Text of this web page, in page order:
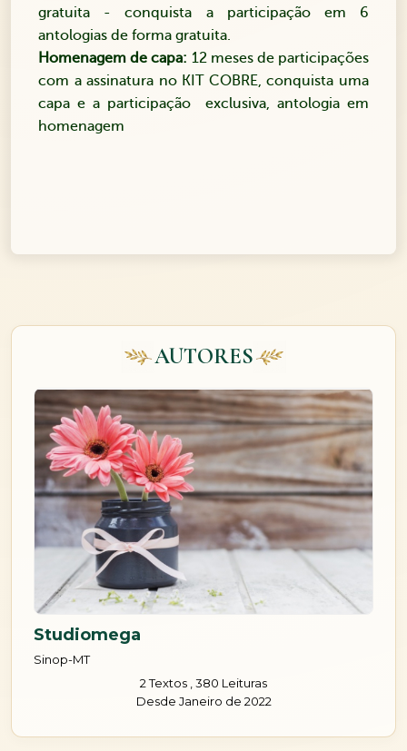
gratuita - conquista a participação em 6
antologias de forma gratuita.
Homenagem de capa: 12 meses de participações
com a assinatura no KIT COBRE, conquista uma
capa e a participação exclusiva, antologia em
homenagem
AUTORES
Studiomega
Sinop-MT
2 Textos , 380 Leituras
Desde Janeiro de 2022